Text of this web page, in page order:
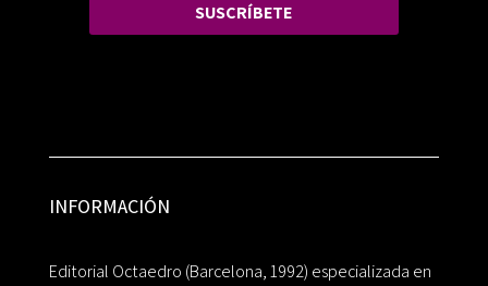
SUSCRÍBETE
INFORMACIÓN
Editorial Octaedro (Barcelona, 1992) especializada en